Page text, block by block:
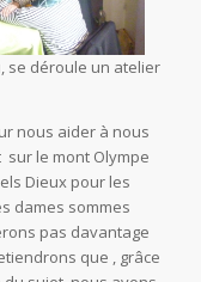
se déroule un atelier
nous aider à nous
sur le mont Olympe
Dieux pour les
dames sommes
pas davantage
que , grâce